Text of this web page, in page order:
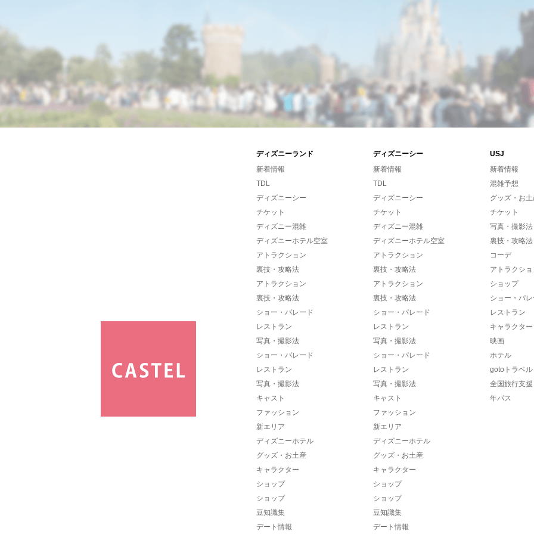
ディズニーランド ディズニーシー
USJ
新着情報
TDL
ディズニーシー
チケット
ディズニー混雑
ディズニーホテル空室
アトラクション
裏技・攻略法
アトラクション
裏技・攻略法
ショー・パレード
レストラン
写真・撮影法
ショー・パレード
レストラン
写真・撮影法
キャスト
ファッション
新エリア
ディズニーホテル
グッズ・お土産
キャラクター
ショップ
ショップ
豆知識集
デート情報
新着情報
TDL
ディズニーシー
チケット
ディズニー混雑
ディズニーホテル空室
アトラクション
裏技・攻略法
アトラクション
裏技・攻略法
ショー・パレード
レストラン
写真・撮影法
ショー・パレード
レストラン
写真・撮影法
キャスト
ファッション
新エリア
ディズニーホテル
グッズ・お土産
キャラクター
ショップ
ショップ
豆知識集
デート情報
新着情報
混雑予想
グッズ・お
チケット
写真・撮影法
裏技・攻略法
コーデ
アトラクシ
ショップ
ショー・パ
レストラン
キャラクター
映画
ホテル
gotoトラベル
全国旅行支援
年パス